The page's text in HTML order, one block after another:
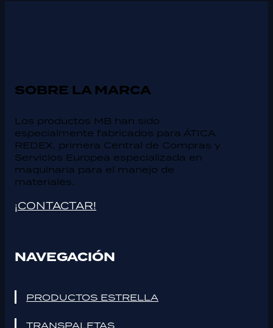
SOBRE LA MARCA
Los productos MB han sido
especialmente fabricados para ÁTICA
REDEX, primera Central de Compras y
Servicios Europea especializada en
maquinaria para el manejo de
materiales.
¡CONTACTAR!
NAVEGACIÓN
PRODUCTOS ESTRELLA
TRANSPALETAS